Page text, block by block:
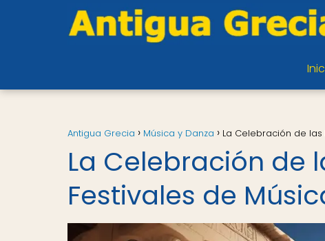
Antigua Grecia Música y Danza La Celebración de las
La Celebración de
Festivales de